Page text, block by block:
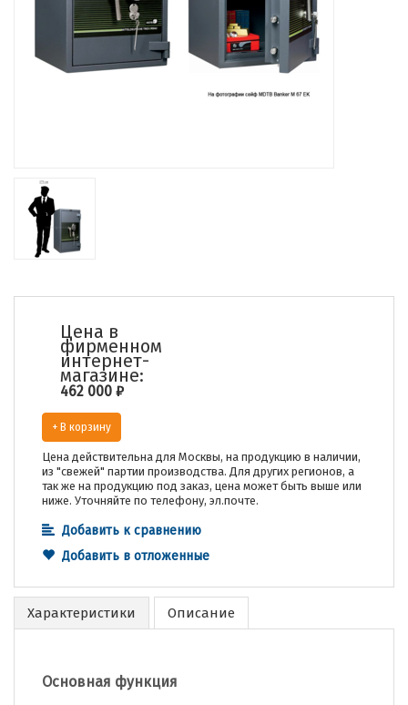
Цена в
фирменном
интернет-
магазине:
462 000 ₽
+ В корзину
Цена действительна для Москвы, на продукцию в наличии,
из "свежей" партии производства. Для других регионов, а
так же на продукцию под заказ, цена может быть выше или
ниже. Уточняйте по телефону, эл.почте.
Добавить к сравнению
Добавить в отложенные
Характеристики Описание
Основная функция